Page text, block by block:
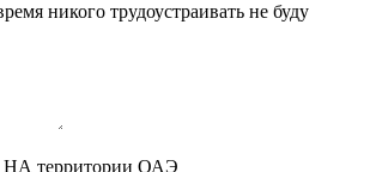
никого трудоустраивать не буду
НА территории ОАЭ